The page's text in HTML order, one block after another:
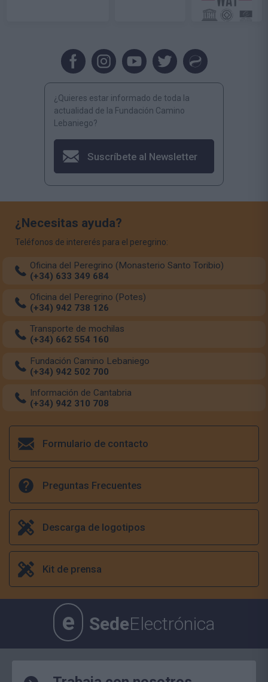
¿Quieres estar informado de toda la
actualidad de la Fundación Camino
Lebaniego?
Suscríbete al Newsletter
¿Necesitas ayuda?
Teléfonos de intererés para el peregrino:
Oficina del Peregrino (Monasterio Santo Toribio)
(+34) 633 349 684
Oficina del Peregrino (Potes)
(+34) 942 738 126
Transporte de mochilas
(+34) 662 554 160
Fundación Camino Lebaniego
(+34) 942 502 700
Información de Cantabria
(+34) 942 310 708
Formulario de contacto
Preguntas Frecuentes
Descarga de logotipos
Kit de prensa
e SedeElectrónica